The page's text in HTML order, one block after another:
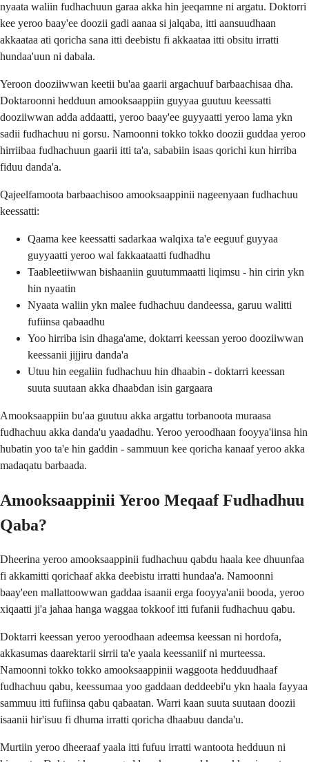
nyaata waliin fudhachuun garaa akka hin jeeqamne ni argatu. Doktorri
kee yeroo baay'ee doozii gadi aanaa si jalqaba, itti aansuudhaan
akkaataa ati qoricha sana itti deebistu fi akkaataa itti obsitu irratti
hundaa'uun ni dabala.
Yeroon dooziiwwan keetii bu'aa gaarii argachuuf barbaachisaa dha.
Doktaroonni hedduun amooksaappiin guyyaa guutuu keessatti
dooziiwwan adda addaatti, yeroo baay'ee guyyaatti yeroo lama ykn
sadii fudhachuu ni gorsu. Namoonni tokko tokko doozii guddaa yeroo
hirriibaa fudhachuun gaarii itti ta'a, sababiin isaas qorichi kun hirriba
fiduu danda'a.
Qajeelfamoota barbaachisoo amooksaappinii nageenyaan fudhachuu
keessatti:
Qaama kee keessatti sadarkaa walqixa ta'e eeguuf guyyaa
guyyaatti yeroo wal fakkaataatti fudhadhu
Taableetiiwwan bishaaniin guutummaatti liqimsu - hin cirin ykn
hin nyaatin
Nyaata waliin ykn malee fudhachuu dandeessa, garuu walitti
fufiinsa qabaadhu
Yoo hirriba isin dhaga'ame, doktarri keessan yeroo dooziiwwan
keessanii jijjiru danda'a
Utuu hin eegaliin fudhachuu hin dhaabin - doktarri keessan
suuta suutaan akka dhaabdan isin gargaara
Amooksaappiin bu'aa guutuu akka argattu torbanoota muraasa
fudhachuu akka danda'u yaadadhu. Yeroo yeroodhaan fooyya'iinsa hin
hubatin yoo ta'e hin gaddin - sammuun kee qoricha kanaaf yeroo akka
madaqatu barbaada.
Amooksaappinii Yeroo Meqaaf Fudhadhuu
Qaba?
Dheerina yeroo amooksaappinii fudhachuu qabdu haala kee dhuunfaa
fi akkamitti qorichaaf akka deebistu irratti hundaa'a. Namoonni
baay'een mallattoowwan gaddaa isaanii erga fooyya'anii booda, yeroo
xiqaatti ji'a jahaa hanga waggaa tokkoof itti fufanii fudhachuu qabu.
Doktarri keessan yeroo yeroodhaan adeemsa keessan ni hordofa,
akkasumas daarektarii sirrii ta'e yaala keessaniif ni murteessa.
Namoonni tokko tokko amooksaappinii waggoota hedduudhaaf
fudhachuu qabu, keessumaa yoo gaddaan deddeebi'u ykn haala fayyaa
sammuu itti fufiinsa qabu qabaatan. Warri kaan suuta suutaan doozii
isaanii hir'isuu fi dhuma irratti qoricha dhaabuu danda'u.
Murtiin yeroo dheeraaf yaala itti fufuu irratti wantoota hedduun ni